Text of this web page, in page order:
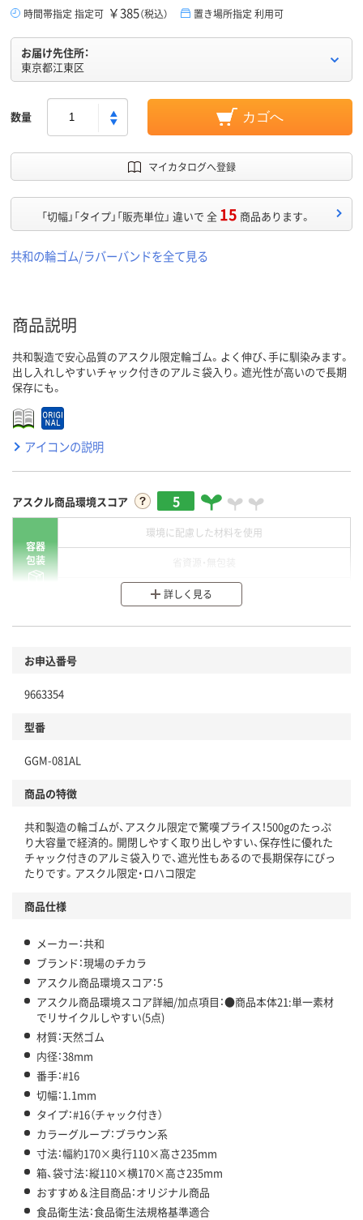
時間帯指定 指定可 ￥385（税込） 置き場所指定 利用可
お届け先住所：
東京都江東区
数量 カゴへ
マイカタログへ登録
「切幅」「タイプ」「販売単位」 違いで 全 15 商品あります。
共和の輪ゴム/ラバーバンドを全て見る
商品説明
共和製造で安心品質のアスクル限定輪ゴム。よく伸び、手に馴染みます。
出し入れしやすいチャック付きのアルミ袋入り。遮光性が高いので長期
保存にも。
アイコンの説明
アスクル商品環境スコア 5
容器
包装
環境に配慮した材料を使用
分別・リサイクルしやすい設計
本体
仕組
この商品の環境配慮ポイントです。下記商品詳細「
アスクル商品環境スコア詳細／加点項目
」で確認できます。
詳しく見る
お申込番号
9663354
型番
GGM-081AL
商品の特徴
共和製造の輪ゴムが、アスクル限定で驚嘆プライス！500gのたっぷ
り大容量で経済的。開閉しやすく取り出しやすい、保存性に優れた
チャック付きのアルミ袋入りで、遮光性もあるので長期保存にぴっ
たりです。アスクル限定・ロハコ限定
商品仕様
メーカー：共和
ブランド：現場のチカラ
アスクル商品環境スコア：5
アスクル商品環境スコア詳細/加点項目：●商品本体21:単一素材
でリサイクルしやすい(5点)
材質：天然ゴム
内径：38mm
番手：#16
切幅：1.1mm
タイプ：#16（チャック付き）
カラーグループ：ブラウン系
寸法：幅約170×奥行110×高さ235mm
箱、袋寸法：縦110×横170×高さ235mm
おすすめ＆注目商品：オリジナル商品
食品衛生法：食品衛生法規格基準適合